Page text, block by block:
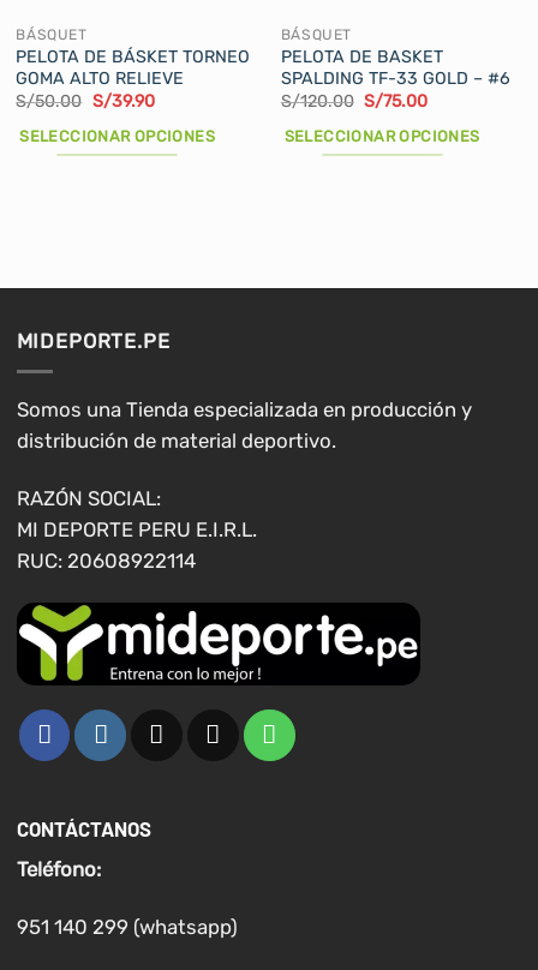
BÁSQUET
PELOTA DE BÁSKET TORNEO
GOMA ALTO RELIEVE
S/50.00 El
original
era:
S/39.90El
actual
es:
SELECCIONAR OPCIONES
se
pueden
elegir
en
página
de
producto
BÁSQUET
PELOTA DE BASKET
SPALDING TF-33 GOLD – #6
S/120.00 El
original
era:
S/75.00El
actual
es:
SELECCIONAR OPCIONES
elegir
en
MIDEPORTE.PE
Somos una Tienda especializada en producción y
distribución de material deportivo.
RAZÓN SOCIAL:
MI DEPORTE PERU E.I.R.L.
RUC: 20608922114
CONTÁCTANOS
Teléfono:
951 140 299 (whatsapp)